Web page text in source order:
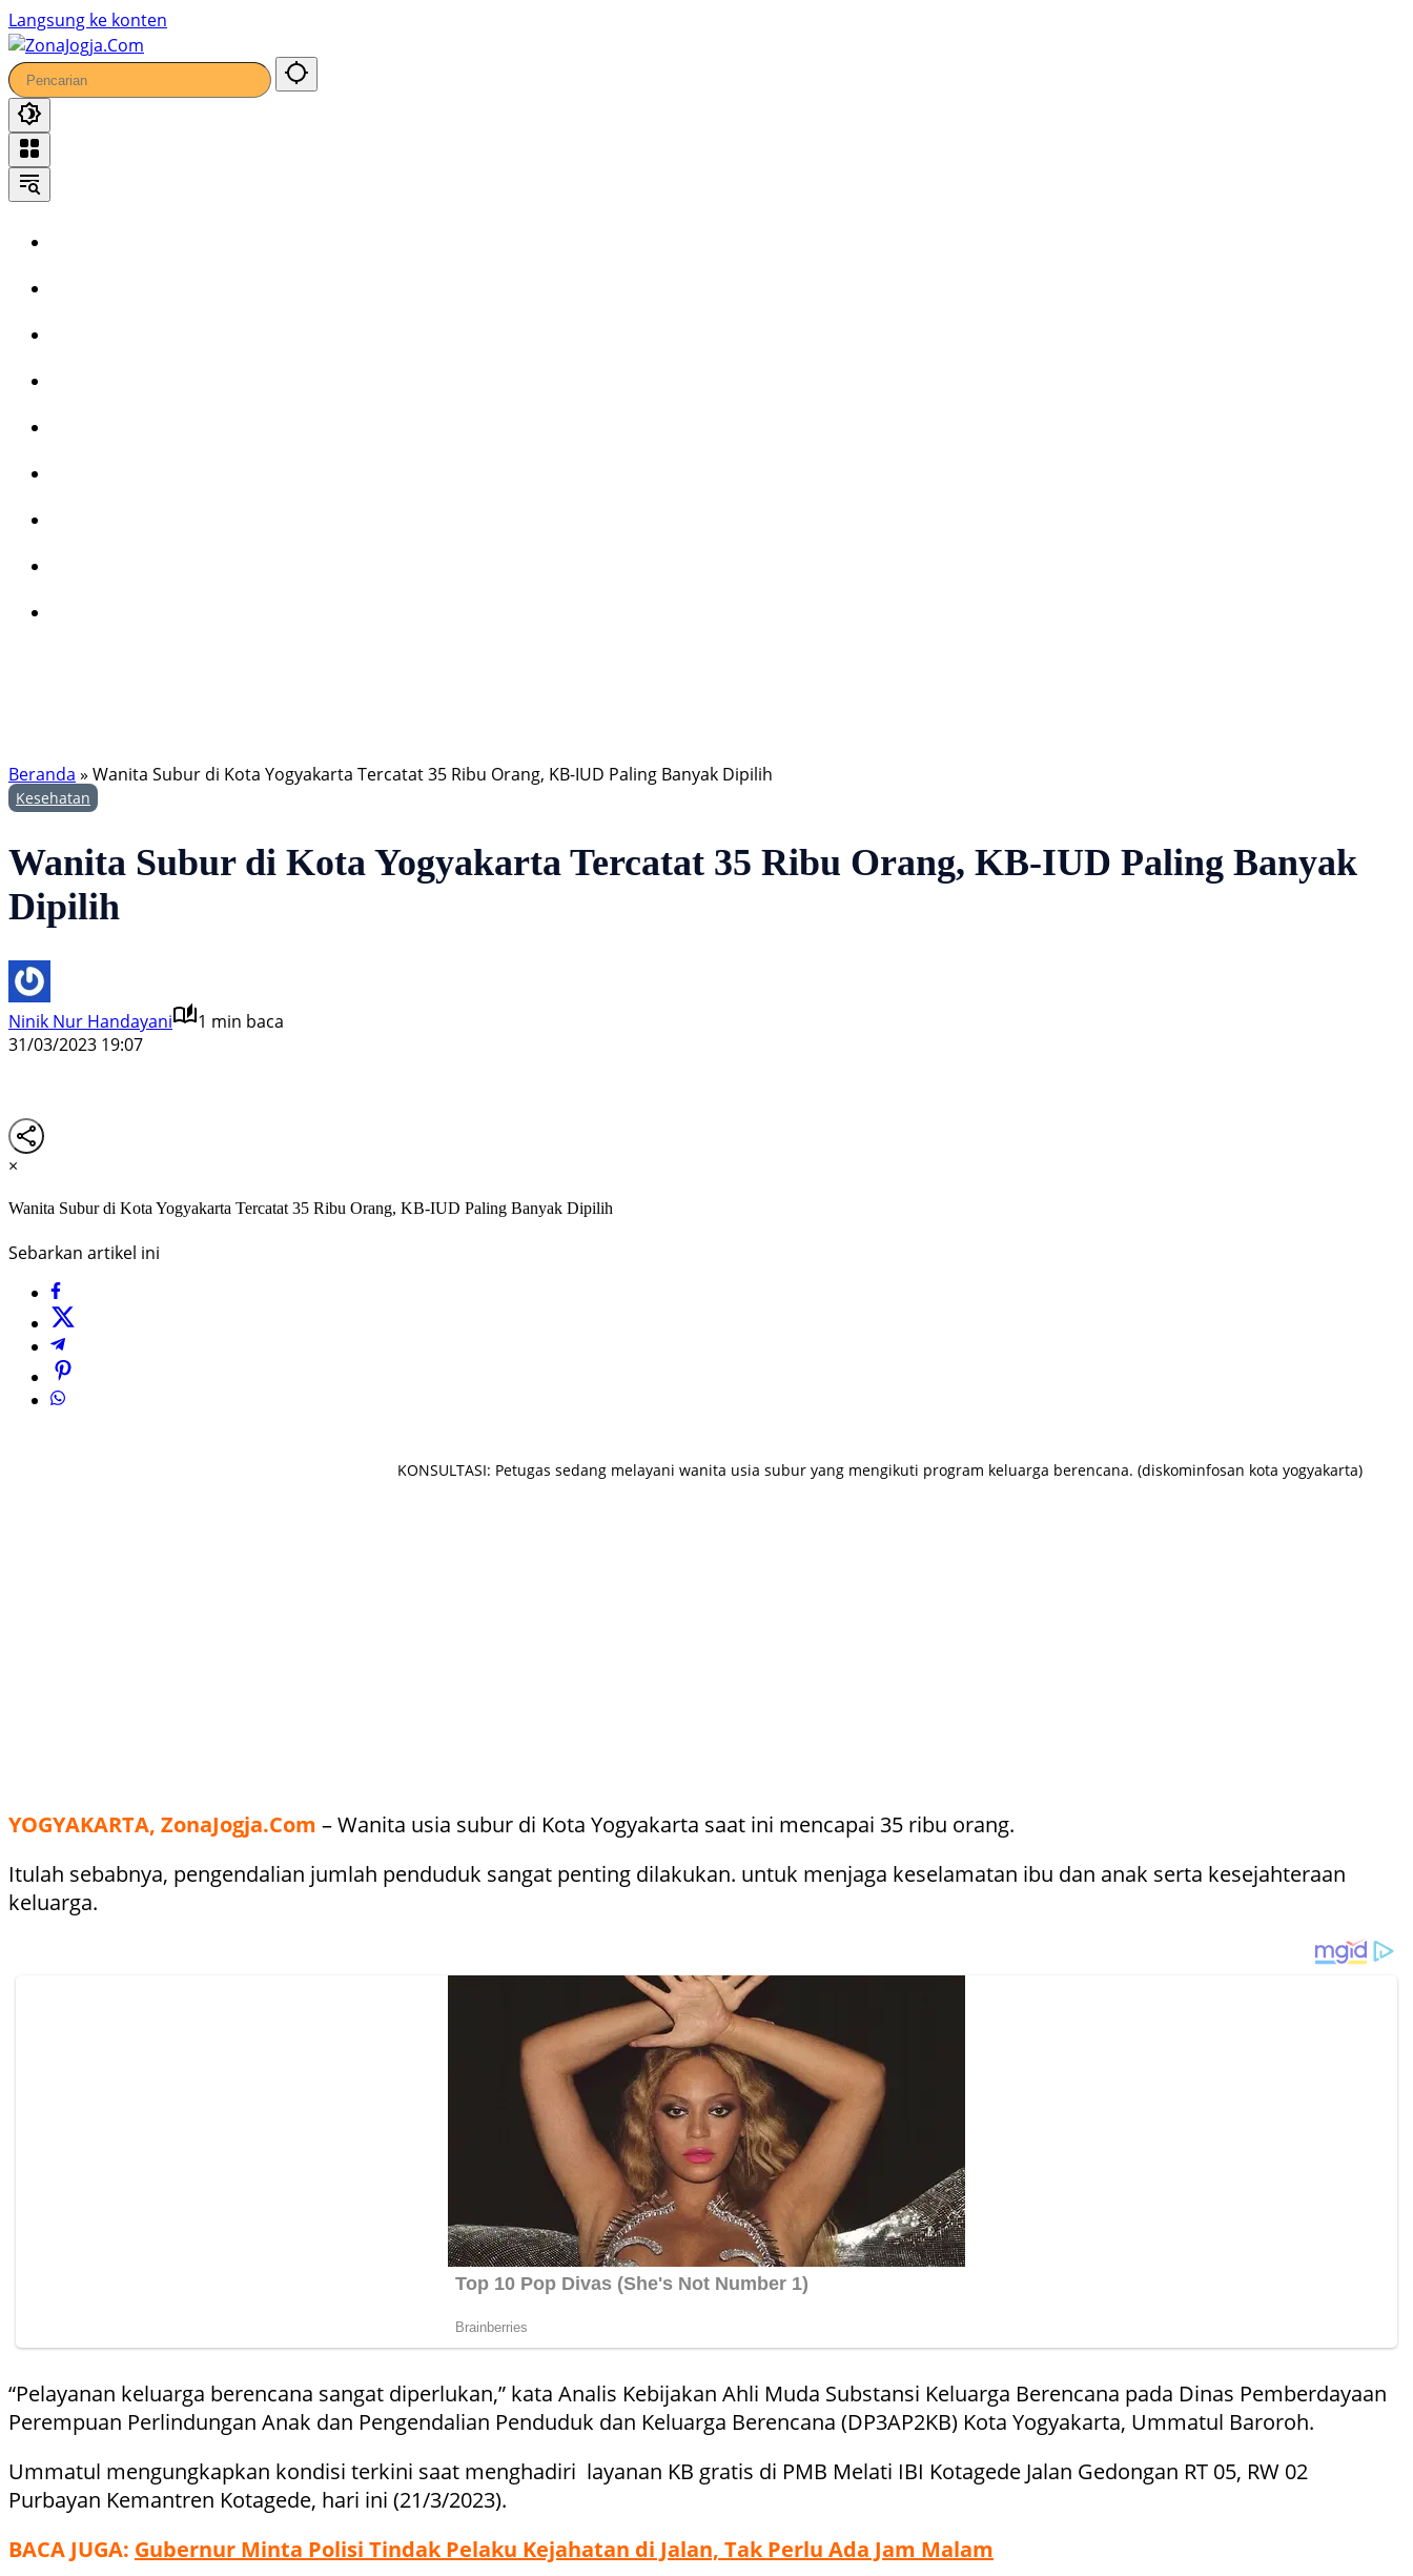
Langsung ke konten
Beranda » Wanita Subur di Kota Yogyakarta Tercatat 35 Ribu Orang, KB-IUD Paling Banyak Dipilih
Kesehatan
Wanita Subur di Kota Yogyakarta Tercatat 35 Ribu Orang, KB-IUD Paling Banyak
Dipilih
Ninik Nur Handayani
1 min baca
31/03/2023 19:07
×
Wanita Subur di Kota Yogyakarta Tercatat 35 Ribu Orang, KB-IUD Paling Banyak Dipilih
Sebarkan artikel ini
KONSULTASI: Petugas sedang melayani wanita usia subur yang mengikuti program keluarga berencana. (diskominfosan kota yogyakarta)
YOGYAKARTA, ZonaJogja.Com – Wanita usia subur di Kota Yogyakarta saat ini mencapai 35 ribu orang.
Itulah sebabnya, pengendalian jumlah penduduk sangat penting dilakukan. untuk menjaga keselamatan ibu dan anak serta kesejahteraan
keluarga.
“Pelayanan keluarga berencana sangat diperlukan,” kata Analis Kebijakan Ahli Muda Substansi Keluarga Berencana pada Dinas Pemberdayaan
Perempuan Perlindungan Anak dan Pengendalian Penduduk dan Keluarga Berencana (DP3AP2KB) Kota Yogyakarta, Ummatul Baroroh.
Ummatul mengungkapkan kondisi terkini saat menghadiri layanan KB gratis di PMB Melati IBI Kotagede Jalan Gedongan RT 05, RW 02
Purbayan Kemantren Kotagede, hari ini (21/3/2023).
BACA JUGA: Gubernur Minta Polisi Tindak Pelaku Kejahatan di Jalan, Tak Perlu Ada Jam Malam